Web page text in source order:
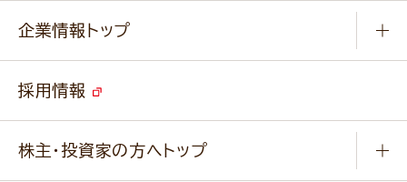
キャンペーン
ニップンの アマニ 業務用サイト
ベジカフェブランドサイト
改善事例
業務用商品のお問合せ
企業情報トップ
事業紹介
採用情報
株主・投資家の方へトップ